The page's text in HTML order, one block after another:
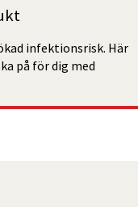
infektionsrisk. Här
på för dig med